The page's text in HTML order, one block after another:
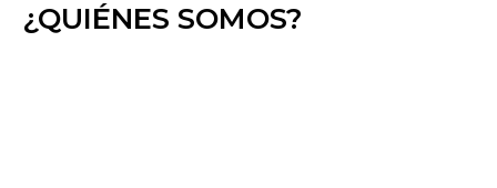
¿QUIÉNES SOMOS?